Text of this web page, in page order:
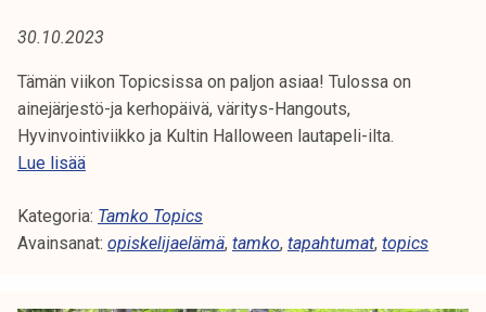
30.10.2023
Tämän viikon Topicsissa on paljon asiaa! Tulossa on
ainejärjestö-ja kerhopäivä, väritys-Hangouts,
Hyvinvointiviikko ja Kultin Halloween lautapeli-ilta.
Lue lisääT
m
k
Kategoria: Tamko Topics
Avainsanat: opiskelijaelämä, tamko, tapahtumat, topics